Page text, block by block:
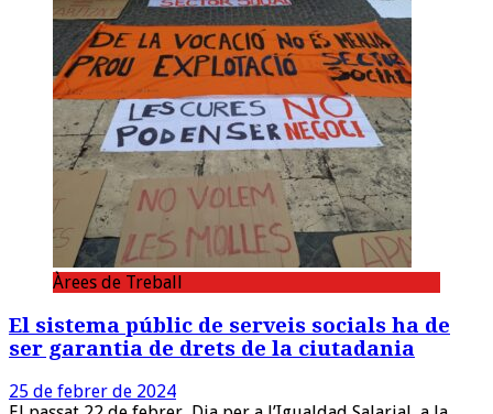
Àrees de Treball
El sistema públic de serveis socials ha de
ser garantia de drets de la ciutadania
25 de febrer de 2024